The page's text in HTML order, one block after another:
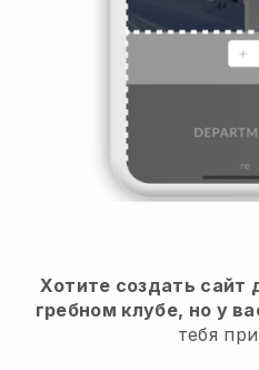
Хотите создать сайт
гребном клубе, но у
тебя